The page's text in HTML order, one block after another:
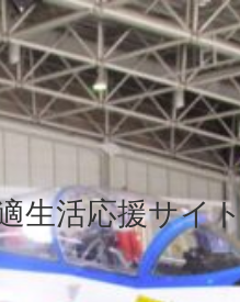
生活応援サイト